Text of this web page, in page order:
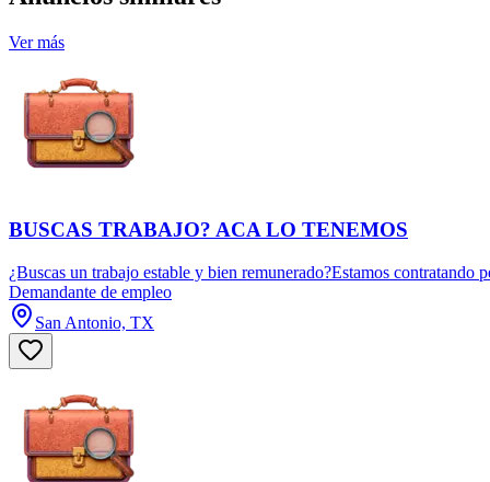
Ver más
BUSCAS TRABAJO? ACA LO TENEMOS
¿Buscas un trabajo estable y bien remunerado?Estamos
Demandante de empleo
San Antonio, TX